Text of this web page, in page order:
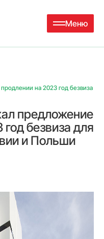
Меню
на 2023 год безвиза
предложение
безвиза для
и Польши